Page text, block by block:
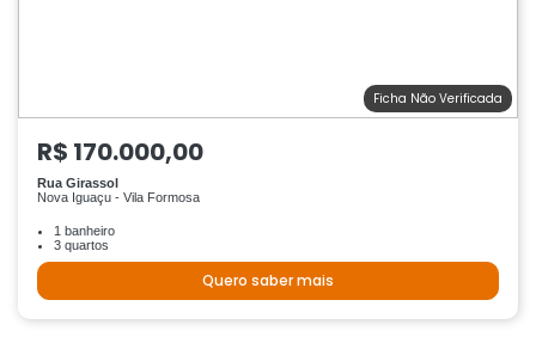
Ficha Não Verificada
R$ 170.000,00
Rua Girassol
Nova Iguaçu - Vila Formosa
1 banheiro
3 quartos
Quero saber mais